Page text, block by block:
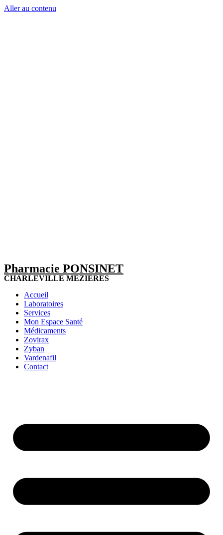
Aller au contenu
Pharmacie PONSINET
CHARLEVILLE MEZIERES
Accueil
Laboratoires
Services
Mon Espace Santé
Médicaments
Zovirax
Zyban
Vardenafil
Contact